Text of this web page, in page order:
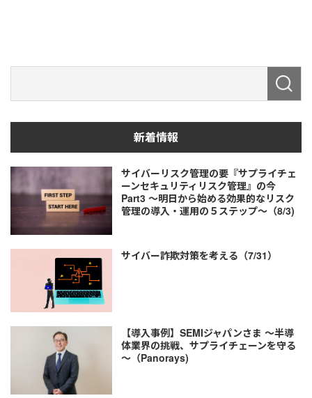
新着情報
サイバーリスク管理の要『サプライチェ
ーンセキュリティリスク管理』の今
Part3 ～明日から始める効果的なリスク
管理の導入・運用の５ステップ～（8/3)
サイバー詐欺対策を考える（7/31）
【導入事例】SEMIジャパンさま ～半導
体業界の挑戦、サプライチェーンを守る
～（Panorays)